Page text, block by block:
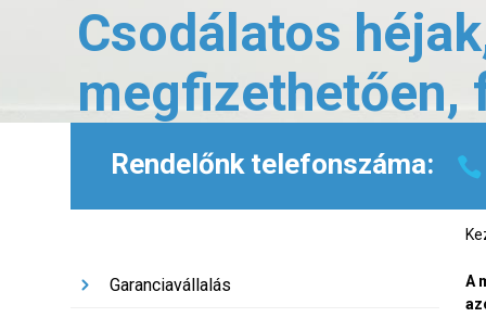
Csodálatos
megfizethetően,
Rendelőnk telefonszáma:
Garanciavállalás
A